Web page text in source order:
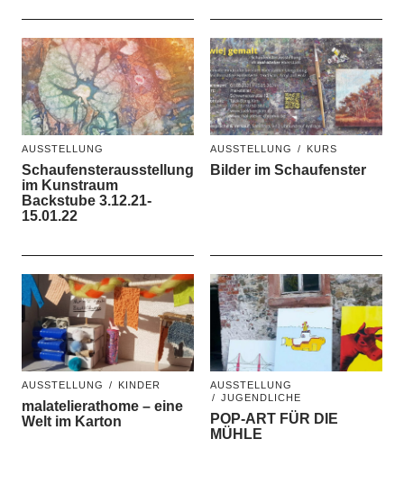
AUSSTELLUNG
Schaufensterausstellung
im Kunstraum
Backstube 3.12.21-
15.01.22
AUSSTELLUNG KURS
Bilder im Schaufenster
AUSSTELLUNG KINDER
malatelierathome – eine
Welt im Karton
AUSSTELLUNG
JUGENDLICHE
POP-ART FÜR DIE
MÜHLE